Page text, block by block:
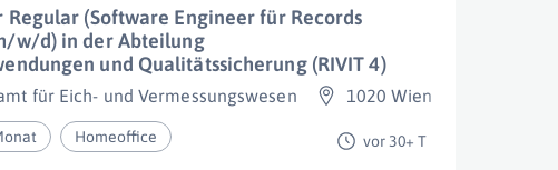
Regular (Software Engineer für Records
w/d) in der Abteilung
und Qualitätssicherung (RIVIT 4)
für Eich- und Vermessungswesen 1020 Wien
Homeoffice vor 30+ T